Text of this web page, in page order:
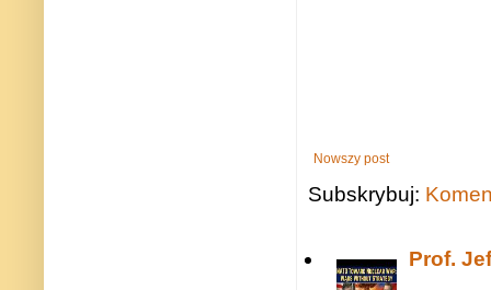
Nowszy post
Subskrybuj:
Prof.